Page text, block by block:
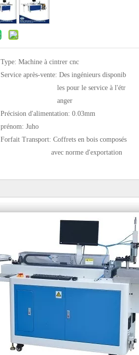
Type: Machine à cintrer cnc
Service après-vente: Des ingénieurs disponib
les pour le service à l'étr
anger
Précision d'alimentation: 0.03mm
prénom: Juho
Forfait Transport: Coffrets en bois composés
avec norme d'exportation